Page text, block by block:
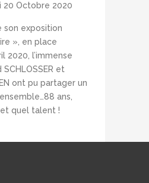
20 Octobre 2020
son exposition
», en place
2020, l’immense
et
ont pu partager un
ans,
quel talent !